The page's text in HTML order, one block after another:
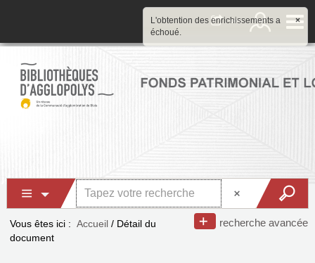
recherche avancée
Vous êtes ici : Accueil / Détail du
document
×
L'obtention des enrichissements a
échoué.